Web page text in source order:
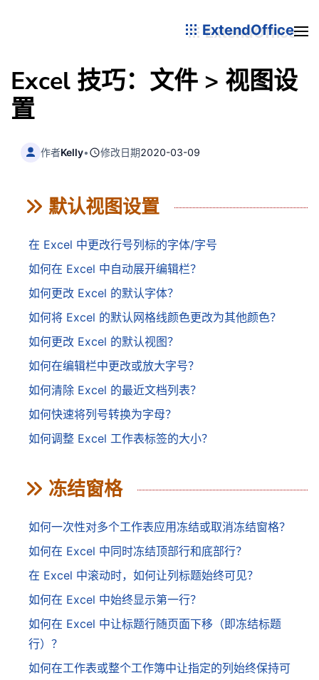
ExtendOffice
Excel 技巧：文件 > 视图设
置
作者Kelly• 修改日期2020-03-09
默认视图设置
在 Excel 中更改行号列标的字体/字号
如何在 Excel 中自动展开编辑栏？
如何更改 Excel 的默认字体？
如何将 Excel 的默认网格线颜色更改为其他颜色？
如何更改 Excel 的默认视图？
如何在编辑栏中更改或放大字号？
如何清除 Excel 的最近文档列表？
如何快速将列号转换为字母？
如何调整 Excel 工作表标签的大小？
冻结窗格
如何一次性对多个工作表应用冻结或取消冻结窗格？
如何在 Excel 中同时冻结顶部行和底部行？
在 Excel 中滚动时，如何让列标题始终可见？
如何在 Excel 中始终显示第一行？
如何在 Excel 中让标题行随页面下移（即冻结标题
行）？
如何在工作表或整个工作簿中让指定的列始终保持可